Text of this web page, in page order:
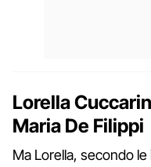
Lorella
Maria De Filippi
Ma Lorella, secondo